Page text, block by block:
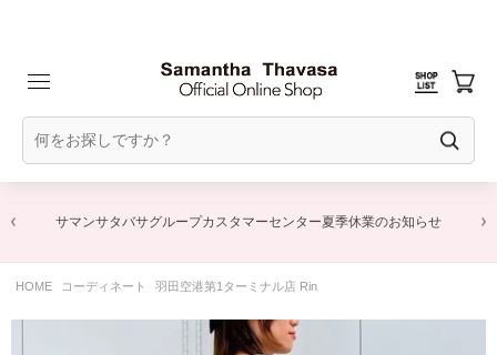
サマンサタバサグループカスタマーセンター夏季休業のお知らせ
HOME コーディネート 羽田空港第1ターミナル店 Rin